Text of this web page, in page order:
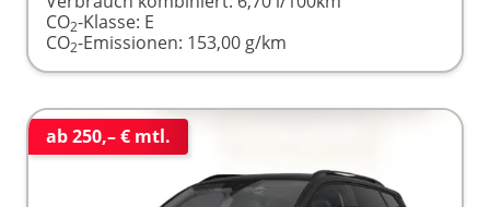
CO2-Klasse: E
CO2-Emissionen: 153,00 g/km
ab 250,– € mtl.